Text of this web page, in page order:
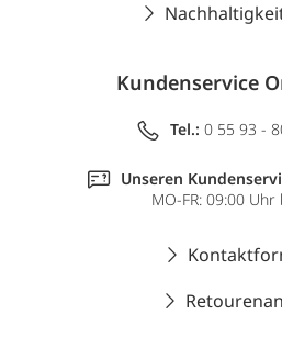
Kundenservice
Tel.: 0 55 93 -
Unseren
MO-FR: 09:00